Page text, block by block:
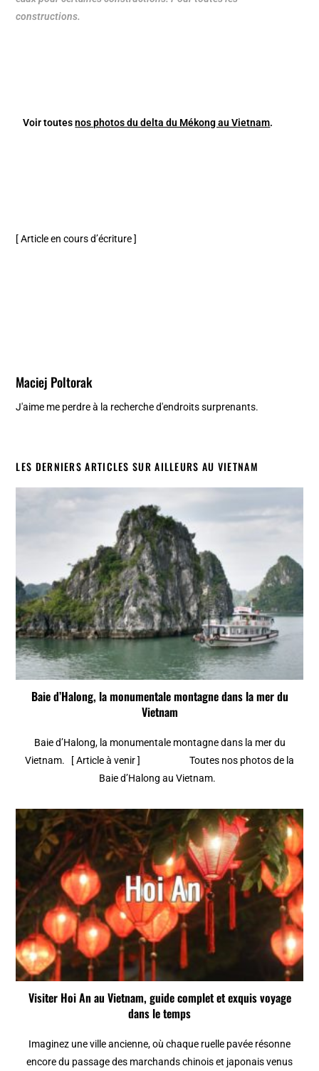
constructions.
Voir toutesnos photos du delta du Mékong au Vietnam.
[ Article en cours d’écriture ]
Maciej Poltorak
J'aime me perdre à la recherche d'endroits surprenants.
LES DERNIERS ARTICLES SUR AILLEURS AU VIETNAM
Baie d’Halong, la monumentale montagne dans la mer du
Vietnam
Baie d’Halong, la monumentale montagne dans la mer du
Vietnam. [ Article à venir ] Toutes nos photos de la
Baie d’Halong au Vietnam.
Visiter Hoi An au Vietnam, guide complet et exquis voyage
dans le temps
Imaginez une ville ancienne, où chaque ruelle pavée résonne
encore du passage des marchands chinois et japonais venus